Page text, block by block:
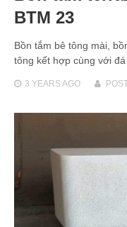
BTM 23
Bồn tắm bê tông mài,
tông kết hợp cùng với
3 YEARSAGO